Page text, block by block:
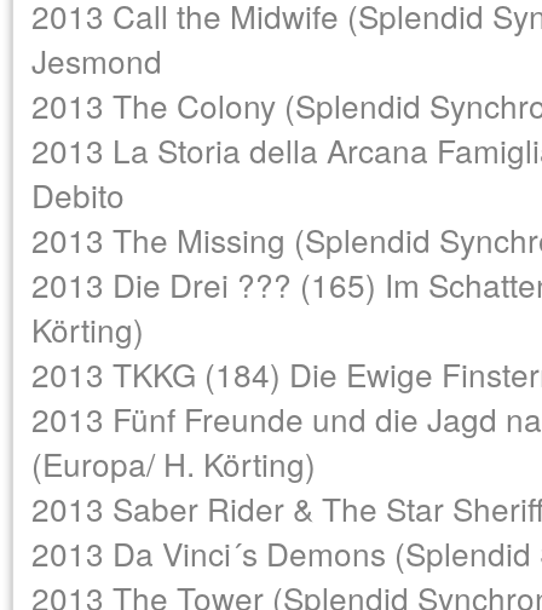
2013 Call the Midwife (Splendid
Jesmond
2013 The Colony (Splendid
2013 La Storia della Arcana
Debito
2013 The Missing (Splendid
2013 Die Drei ??? (165) Im
Körting)
2013 TKKG (184) Die Ewige
2013 Fünf Freunde und die Jagd
(Europa/ H. Körting)
2013 Saber Rider & The Star
2013 Da Vinci´s Demons
2013 The Tower (Splendid